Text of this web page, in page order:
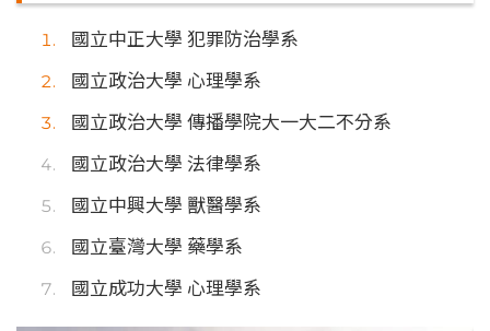
國立中正大學 犯罪防治學系
國立政治大學 心理學系
國立政治大學 傳播學院大一大二不分系
國立政治大學 法律學系
國立中興大學 獸醫學系
國立臺灣大學 藥學系
國立成功大學 心理學系